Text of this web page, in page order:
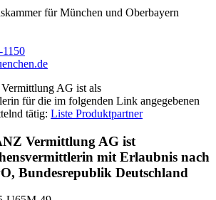
für München und Oberbayern
1150
AG ist als
für die im folgenden Link angegebenen
tätig: Liste Produktpartner
Vermittlung AG ist
mit Erlaubnis nach
Bundesrepublik Deutschland